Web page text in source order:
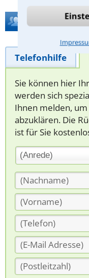
Hilfe bei
Telefonhilfe
Sie können hier
werden sich
Ihnen melden,
abzuklären. Die
ist für Sie
(Anrede)